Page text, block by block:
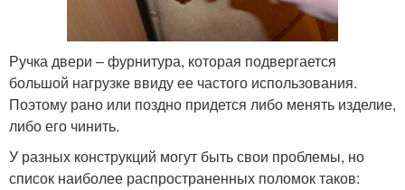
Ручка двери – фурнитура, которая подвергается
большой нагрузке ввиду ее частого использования.
Поэтому рано или поздно придется либо менять изделие,
либо его чинить.
У разных конструкций могут быть свои проблемы, но
список наиболее распространенных поломок таков: